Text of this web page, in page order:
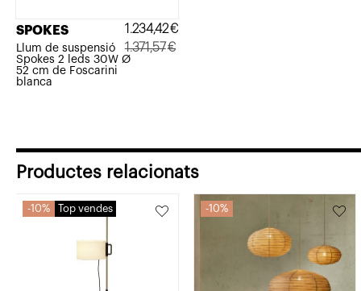
SPOKES
Llum de suspensió
Spokes 2 leds 30W Ø
52 cm de Foscarini
blanca
1.371,57€
El
1.371,57€.
1.234,42€
El
1.234,42€.
Productes relacionats
10% Top vendes 10%